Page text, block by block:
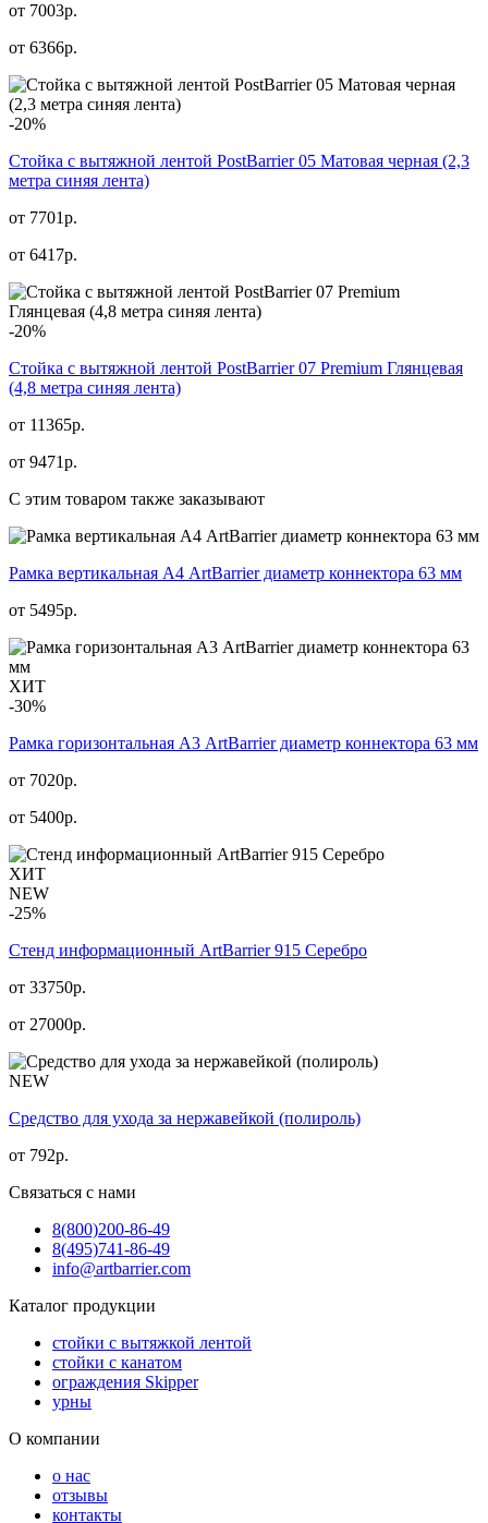
от 7003р.
от 6366р.
-20%
Стойка с вытяжной лентой PostBarrier 05 Матовая черная (2,3
метра синяя лента)
от 7701р.
от 6417р.
-20%
Стойка с вытяжной лентой PostBarrier 07 Premium Глянцевая
(4,8 метра синяя лента)
от 11365р.
от 9471р.
С этим товаром также заказывают
Рамка вертикальная А4 ArtBarrier диаметр коннектора 63 мм
от 5495р.
ХИТ
-30%
Рамка горизонтальная А3 ArtBarrier диаметр коннектора 63 мм
от 7020р.
от 5400р.
ХИТ
NEW
-25%
Стенд информационный АrtBarrier 915 Серебро
от 33750р.
от 27000р.
NEW
Средство для ухода за нержавейкой (полироль)
от 792р.
Связаться с нами
8(800)200-86-49
8(495)741-86-49
info@artbarrier.com
Каталог продукции
стойки с вытяжкой лентой
стойки с канатом
ограждения Skipper
урны
О компании
о нас
отзывы
контакты